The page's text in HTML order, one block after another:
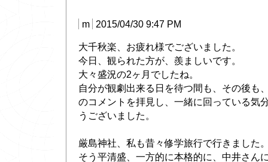
m 2015/04/30 9:47 PM
大千秋楽、お疲れ様でございました。
今日、観られた方が、羨ましいです。
大々盛況の2ヶ月でしたね。
自分が観劇出来る日を待つ間も、その後も
のコメントを拝見し、一緒に回っている気
うございました。
厳島神社、私も昔々修学旅行で行きました
そう平清盛、一方的に本格的に、中井さん